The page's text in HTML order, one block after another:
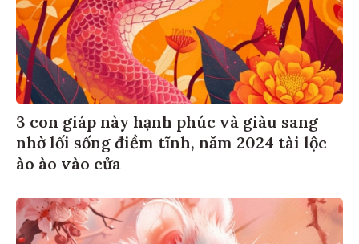
3 con giáp này hạnh phúc và giàu sang
nhờ lối sống điềm tĩnh, năm 2024 tài lộc
ào ào vào cửa